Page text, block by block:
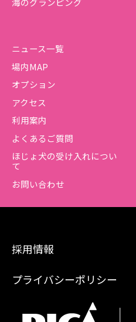
ニュース一覧
場内MAP
オプション
アクセス
利用案内
よくあるご質問
ほじょ犬の受け入れについ
て
お問い合わせ
採用情報
プライバシーポリシー